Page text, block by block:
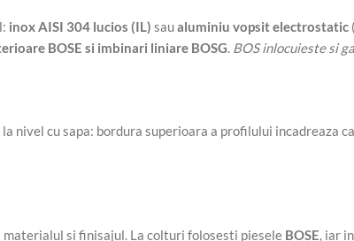
inox AISI 304 lucios (IL) saualuminiu vopsit electrostatic
BOSE si imbinari liniare BOSG. BOS inlocuieste si
nivel cu sapa: bordura superioara a profilului incadreaza
si finisajul. La colturi folosesti piesele BOSE, iar